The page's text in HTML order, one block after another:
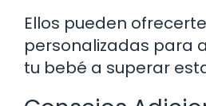
Ellos pueden
personalizadas para
tu bebé a superar